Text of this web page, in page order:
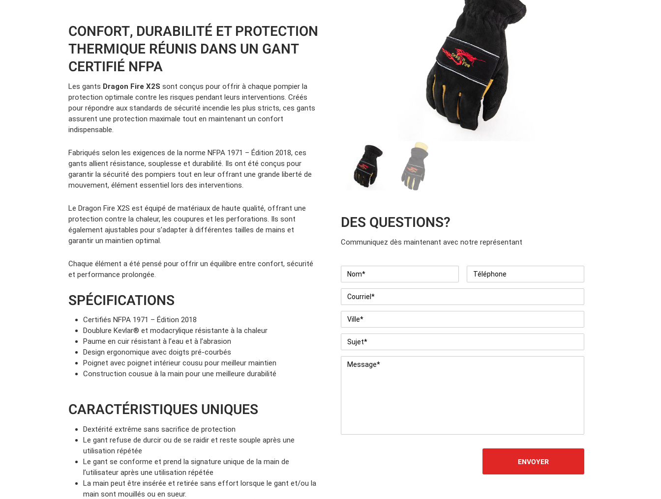
Démonstration d’équipements
CERTIFIÉES NFPA
DES QUESTIONS?
Communiquez dès maintenant avec notre représentant
Nom * Téléphone
Courriel *
Ville *
Sujet *
Message *
CONFORT, DURABILITÉ ET PROTECTION
THERMIQUE RÉUNIS DANS UN GANT
CERTIFIÉ NFPA
Les gants Dragon Fire X2S sont conçus pour offrir à chaque pompier la
protection optimale contre les risques pendant leurs interventions. Créés
pour répondre aux standards de sécurité incendie les plus stricts, ces gants
assurent une protection maximale tout en maintenant un confort
indispensable.
Fabriqués selon les exigences de la norme NFPA 1971 – Édition 2018, ces
gants allient résistance, souplesse et durabilité. Ils ont été conçus pour
garantir la sécurité des pompiers tout en leur offrant une grande liberté de
mouvement, élément essentiel lors des interventions.
Le Dragon Fire X2S est équipé de matériaux de haute qualité, offrant une
protection contre la chaleur, les coupures et les perforations. Ils sont
également ajustables pour s’adapter à différentes tailles de mains et
garantir un maintien optimal.
Chaque élément a été pensé pour offrir un équilibre entre confort, sécurité
et performance prolongée.
SPÉCIFICATIONS
Certifiés NFPA 1971 – Édition 2018
Doublure Kevlar® et modacrylique résistante à la chaleur
Paume en cuir résistant à l’eau et à l’abrasion
Design ergonomique avec doigts pré-courbés
Poignet avec poignet intérieur cousu pour meilleur maintien
Construction cousue à la main pour une meilleure durabilité
CARACTÉRISTIQUES UNIQUES
Dextérité extrême sans sacrifice de protection
Le gant refuse de durcir ou de se raidir et reste souple après une
utilisation répétée
Le gant se conforme et prend la signature unique de la main de
l’utilisateur après une utilisation répétée
La main peut être insérée et retirée sans effort lorsque le gant et/ou la
main sont mouillés ou en sueur.